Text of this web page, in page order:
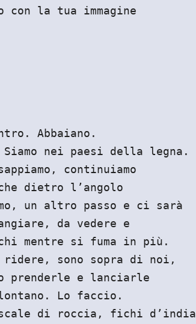
con la tua immagine
Abbaiano.
nei paesi della legna.
continuiamo
che dietro l’angolo
un altro passo e ci sarà
da vedere e
mentre si fuma in più.
sono sopra di noi,
prenderle e lanciarle
Lo faccio.
scale di roccia, fichi d’india